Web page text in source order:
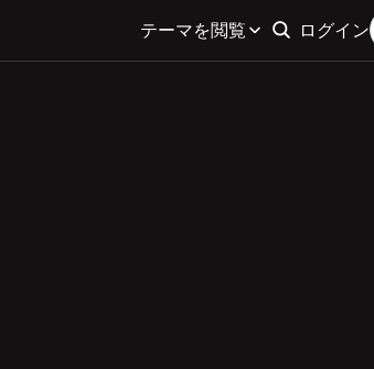
テーマを閲覧 ログイン